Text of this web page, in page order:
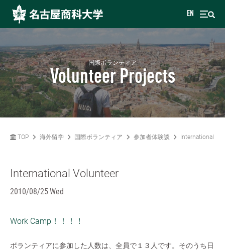
EN
国際ボランティア
Volunteer Projects
TOP 海外留学 国際ボランティア 参加者体験談 International
International Volunteer
2010/08/25 Wed
Work Camp！！！！
ボランティアに参加した人数は、全員で１３人です。そのうち日